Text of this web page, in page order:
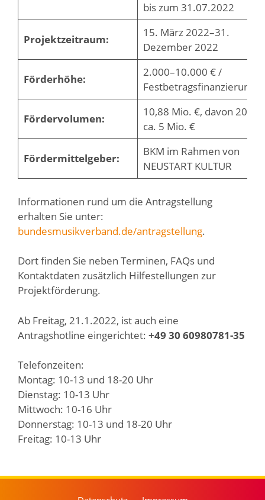
bis zum 31.07.2022
Projektzeitraum:
15. März 2022–31.
Dezember 2022
Förderhöhe:
2.000–10.000 € /
Festbetragsfinanzierun
Fördervolumen:
10,88 Mio. €, davon 2022:
ca. 5 Mio. €
Fördermittelgeber:
BKM im Rahmen von
NEUSTART KULTUR
Informationen rund um die Antragstellung
erhalten Sie unter:
bundesmusikverband.de/antragstellung.
Dort finden Sie neben Terminen, FAQs und
Kontaktdaten zusätzlich Hilfestellungen zur
Projektförderung.
Ab Freitag, 21.1.2022, ist auch eine
Antragshotline eingerichtet: +49 30 60980781-35
Telefonzeiten:
Montag: 10-13 und 18-20 Uhr
Dienstag: 10-13 Uhr
Mittwoch: 10-16 Uhr
Donnerstag: 10-13 und 18-20 Uhr
Freitag: 10-13 Uhr